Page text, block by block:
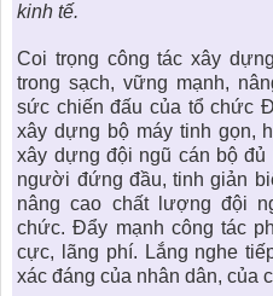
kinh tế.
Coi trọng công tác xây
trong sạch, vững mạnh,
sức chiến đấu của tổ chức
xây dựng bộ máy tinh gọn,
xây dựng đội ngũ cán bộ
người đứng đầu, tinh giản
nâng cao chất lượng đội
chức. Đẩy mạnh công tác
cực, lãng phí. Lắng nghe
xác đáng của nhân dân, của